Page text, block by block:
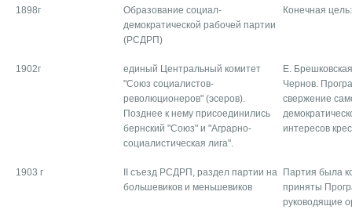
1898г
Образование социал-
демократической рабочей партии
(РСДРП)
Конечная
1902г
единый Центральный комитет
"Союз социалистов-
революционеров" (эсеров).
Позднее к нему присоединились
бернский "Союз" и "Аграрно-
социалистическая лига".
Е.
Чернов.
свержение
интересов
1903 г
II съезд РСДРП, раздел партии на
большевиков и меньшевиков
Партия была
приняты
руководящие